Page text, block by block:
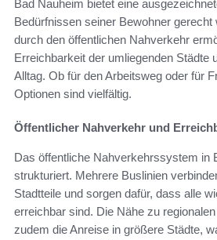
Bad Nauheim bietet eine
Bedürfnissen seiner Bewohner gerecht
durch den öffentlichen Nahverkehr
Erreichbarkeit der umliegenden Städte
Alltag. Ob für den Arbeitsweg oder für
Optionen sind vielfältig.
Öffentlicher Nahverkehr und
Das öffentliche Nahverkehrssystem in
strukturiert. Mehrere Buslinien
Stadtteile und sorgen dafür, dass alle
erreichbar sind. Die Nähe zu
zudem die Anreise in größere Städte,